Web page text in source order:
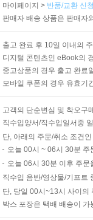
마이페이지 > 반품/교환 신
판매자 배송 상품은 판매자
출고 완료 후 10일 이내의
디지털 콘텐츠인 eBook의
중고상품의 경우 출고 완료
모바일 쿠폰의 경우 유효기
고객의 단순변심 및 착오구
직수입양서/직수입일서중
단, 아래의 주문/취소 조건
오늘 00시 ~ 06시 30분
오늘 06시 30분 이후 주
직수입 음반/영상물/기프트
단, 당일 00시~13시 사이의
박스 포장은 택배 배송이